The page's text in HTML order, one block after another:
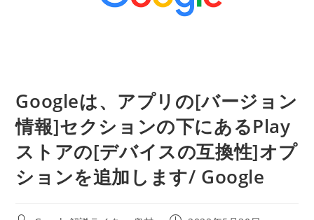
Googleは、アプリの[バージョン
情報]セクションの下にあるPlay
ストアの[デバイスの互換性]オプ
ションを追加します/ Google